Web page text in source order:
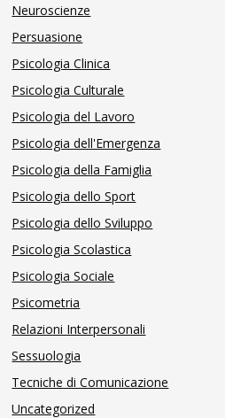
Neuroscienze
Persuasione
Psicologia Clinica
Psicologia Culturale
Psicologia del Lavoro
Psicologia dell'Emergenza
Psicologia della Famiglia
Psicologia dello Sport
Psicologia dello Sviluppo
Psicologia Scolastica
Psicologia Sociale
Psicometria
Relazioni Interpersonali
Sessuologia
Tecniche di Comunicazione
Uncategorized